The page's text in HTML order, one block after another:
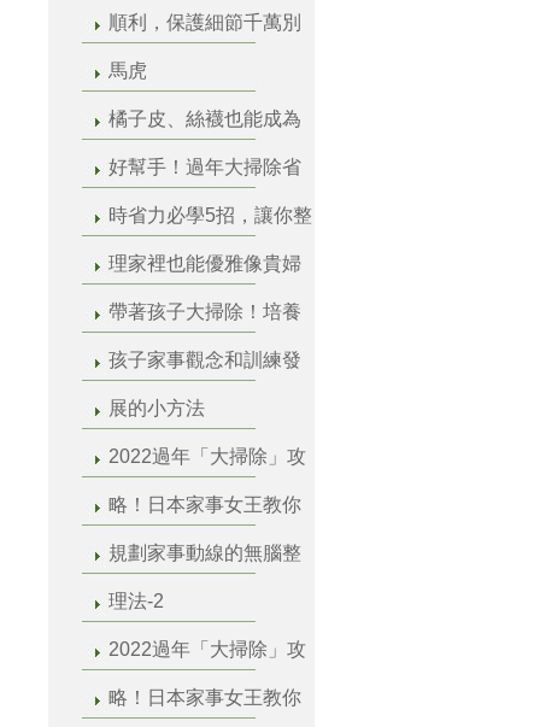
順利，保護細節千萬別
馬虎
橘子皮、絲襪也能成為
好幫手！過年大掃除省
時省力必學5招，讓你整
理家裡也能優雅像貴婦
帶著孩子大掃除！培養
孩子家事觀念和訓練發
展的小方法
2022過年「大掃除」攻
略！日本家事女王教你
規劃家事動線的無腦整
理法-2
2022過年「大掃除」攻
略！日本家事女王教你